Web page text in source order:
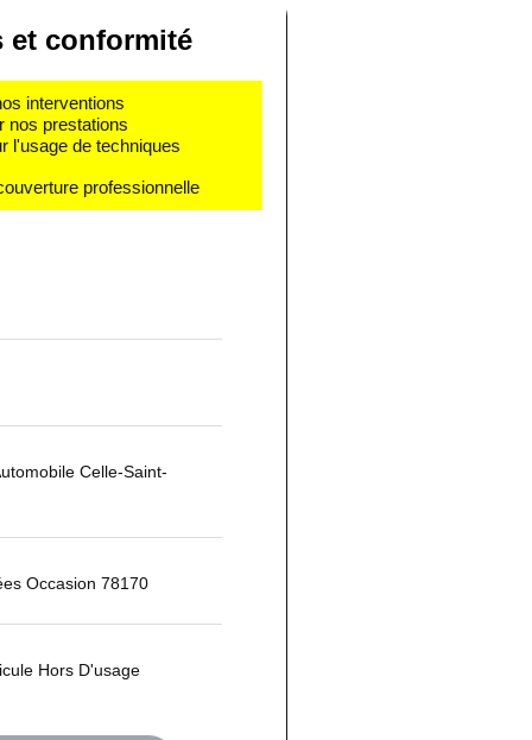
et conformité
interventions
nos prestations
l'usage de techniques
professionnelle
Celle-Saint-
Occasion 78170
Hors D'usage